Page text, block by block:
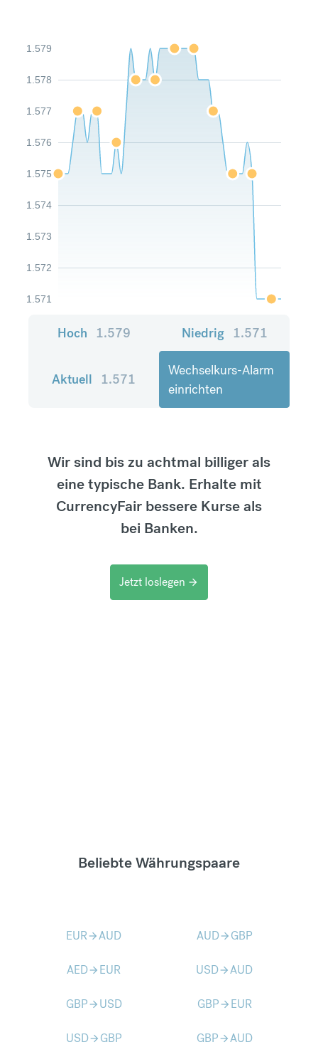
1.571
1.572
1.573
1.574
1.575
1.576
1.577
1.578
1.579
Hoch 1.579 Niedrig 1.571
Aktuell 1.571
Wechselkurs-Alarm
einrichten
Wir sind bis zu achtmal billiger als
eine typische Bank. Erhalte mit
CurrencyFair bessere Kurse als
bei Banken.
Jetzt loslegen arrow_forward
Beliebte Währungspaare
EURarrow_forwardAUD AUDarrow_forward GBP
AEDarrow_forward EUR USDarrow_forwardAUD
GBParrow_forward USD GBParrow_forward EUR
USDarrow_forward GBP GBParrow_forwardAUD